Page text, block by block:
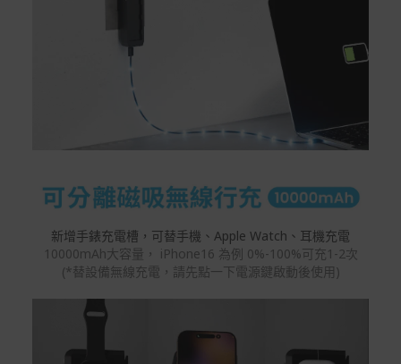
新增手錶充電槽，可替手機、Apple Watch、耳機充電
10000mAh大容量， iPhone16 為例 0%-100%可充1-2次
(*替設備無線充電，請先點一下電源鍵啟動後使用)